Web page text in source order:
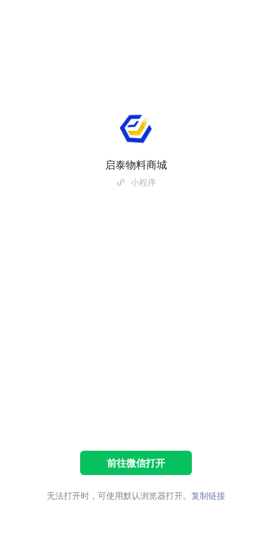
启泰物料商城
小程序
前往微信打开
无法打开时，可使用默认浏览器打开。 复制链接